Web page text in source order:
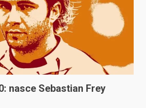
nasce Sebastian Frey